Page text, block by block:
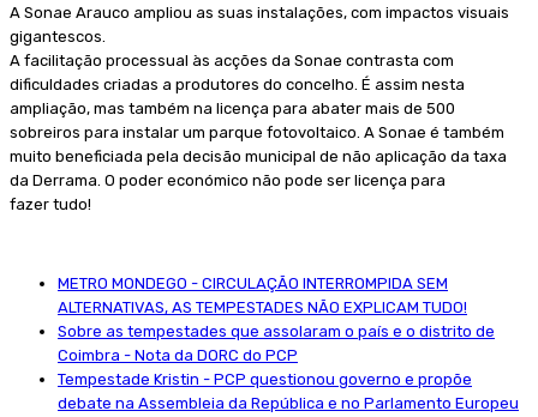
A Sonae Arauco ampliou as suas instalações, com impactos visuais
gigantescos.
A facilitação processual às acções da Sonae contrasta com
dificuldades criadas a produtores do concelho. É assim nesta
ampliação, mas também na licença para abater mais de 500
sobreiros para instalar um parque fotovoltaico. A Sonae é também
muito beneficiada pela decisão municipal de não aplicação da taxa
da Derrama. O poder económico não pode ser licença para
fazer tudo!
METRO MONDEGO - CIRCULAÇÃO INTERROMPIDA SEM
ALTERNATIVAS, AS TEMPESTADES NÃO EXPLICAM TUDO!
Sobre as tempestades que assolaram o país e o distrito de
Coimbra - Nota da DORC do PCP
Tempestade Kristin - PCP questionou governo e propõe
debate na Assembleia da República e no Parlamento Europeu